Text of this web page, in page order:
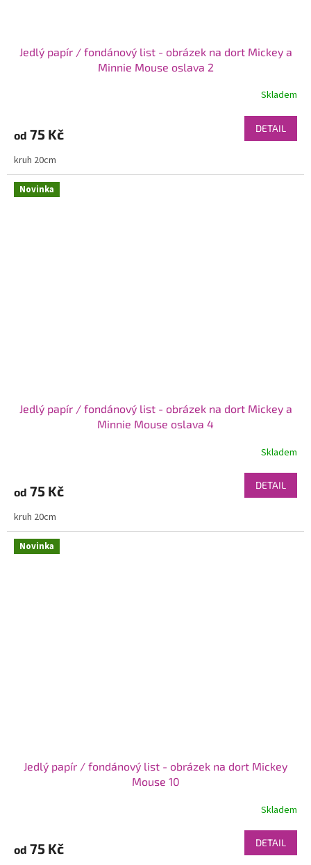
Jedlý papír / fondánový list - obrázek na dort Mickey a
Minnie Mouse oslava 2
Skladem
od 75 Kč DETAIL
kruh 20cm
Novinka
Jedlý papír / fondánový list - obrázek na dort Mickey a
Minnie Mouse oslava 4
Skladem
od 75 Kč DETAIL
kruh 20cm
Novinka
Jedlý papír / fondánový list - obrázek na dort Mickey
Mouse 10
Skladem
od 75 Kč DETAIL